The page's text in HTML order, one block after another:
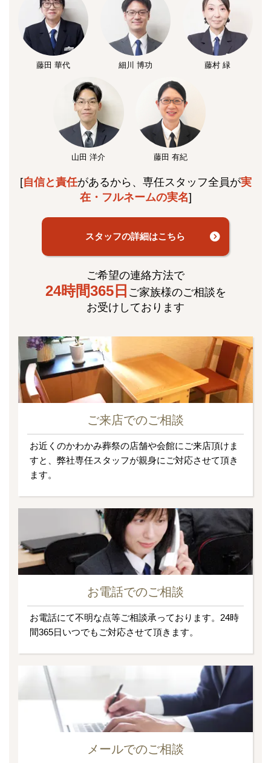
藤田 華代 細川 博功 藤村 緑
山田 洋介 藤田 有紀
[自信と責任があるから、専任スタッフ全員が実
在・フルネームの実名]
スタッフの詳細はこちら
ご希望の連絡方法で
24時間365日 ご家族様のご相談を
お受けしております
ご来店でのご相談
お近くのかわかみ葬祭の店舗や会館にご来店頂けま
すと、弊社専任スタッフが親身にご対応させて頂き
ます。
お電話でのご相談
お電話にて不明な点等ご相談承っております。24時
間365日いつでもご対応させて頂きます。
メールでのご相談